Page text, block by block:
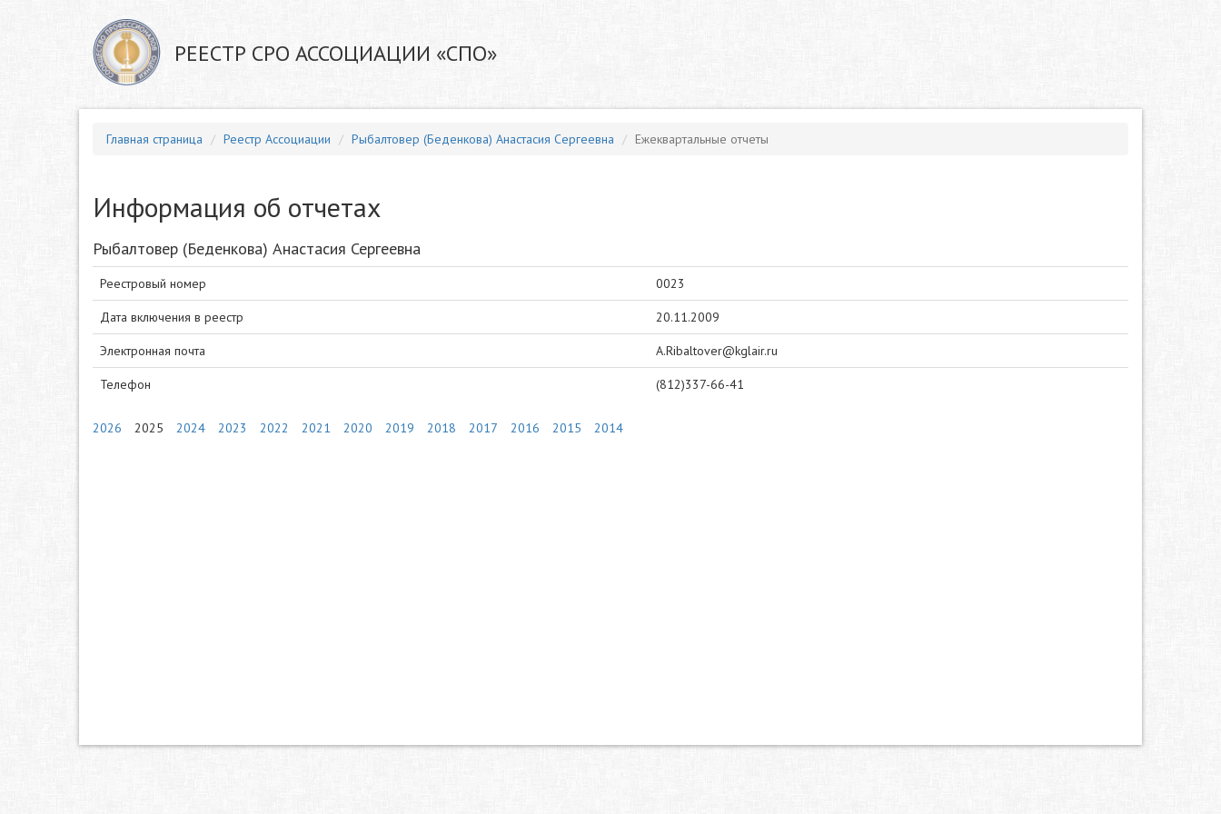
РЕЕСТР СРО АССОЦИАЦИИ «СПО»
Главная страница Реестр Ассоциации Рыбалтовер (Беденкова) Анастасия Сергеевна Ежеквартальные отчеты
Информация об отчетах
Рыбалтовер (Беденкова) Анастасия Сергеевна
Реестровый номер 0023
Дата включения в реестр 20.11.2009
Электронная почта A.Ribaltover@kglair.ru
Телефон (812)337-66-41
2026 2025 2024 2023 2022 2021 2020 2019 2018 2017 2016 2015 2014